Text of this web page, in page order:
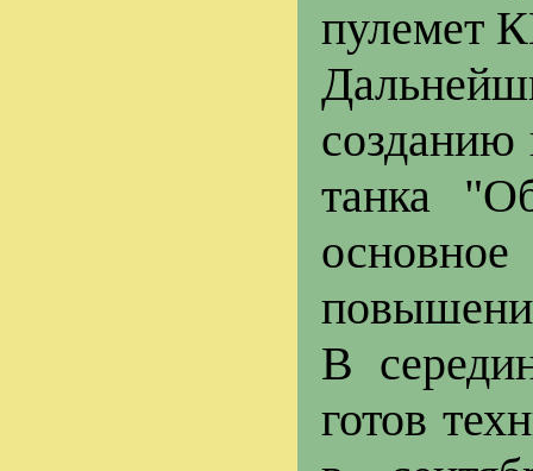
пулемет
созданию
танка
В
готов